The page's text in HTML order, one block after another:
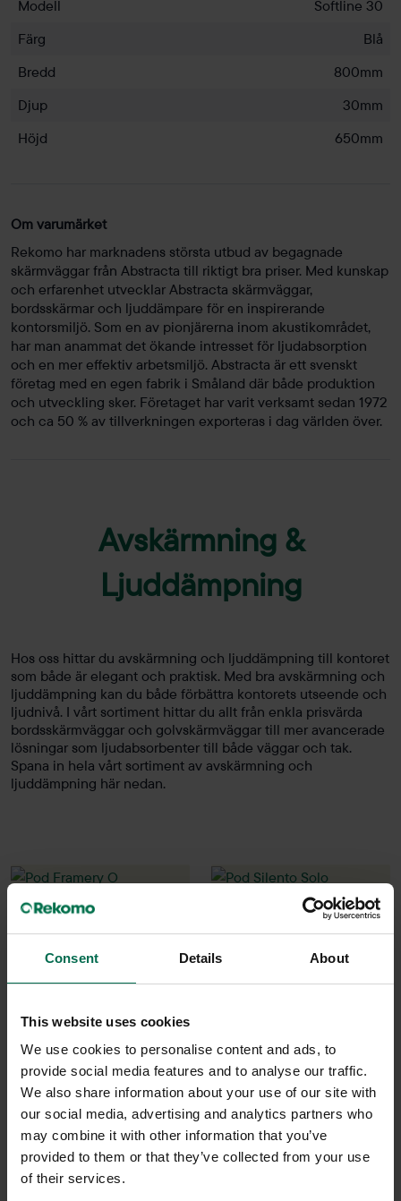
Consent Details About
This website uses cookies
We use cookies to personalise content and ads, to
provide social media features and to analyse our traffic.
We also share information about your use of our site with
our social media, advertising and analytics partners who
may combine it with other information that you’ve
provided to them or that they’ve collected from your use
of their services.
Modell
Softline 30
Färg
Blå
Bredd
800mm
Djup
30mm
Höjd
650mm
Om varumärket
Rekomo har marknadens största utbud av begagnade
skärmväggar från Abstracta till riktigt bra priser. Med kunskap
och erfarenhet utvecklar Abstracta skärmväggar,
bordsskärmar och ljuddämpare för en inspirerande
kontorsmiljö. Som en av pionjärerna inom akustikområdet,
har man anammat det ökande intresset för ljudabsorption
och en mer effektiv arbetsmiljö. Abstracta är ett svenskt
företag med en egen fabrik i Småland där både produktion
och utveckling sker. Företaget har varit verksamt sedan 1972
och ca 50 % av tillverkningen exporteras i dag världen över.
Avskärmning &
Ljuddämpning
Hos oss hittar du avskärmning och ljuddämpning till kontoret
som både är elegant och praktisk. Med bra avskärmning och
ljuddämpning kan du både förbättra kontorets utseende och
ljudnivå. I vårt sortiment hittar du allt från enkla prisvärda
bordsskärmväggar och golvskärmväggar till mer avancerade
lösningar som ljudabsorbenter till både väggar och tak.
Spana in hela vårt sortiment av avskärmning och
ljuddämpning här nedan.
Framery
Begagnad
Pod Framery O
69900 kr
Hyr från1887kr/mån
Lanab
Begagnad
Pod Silento Solo
45000 kr
Hyr från1215kr/mån